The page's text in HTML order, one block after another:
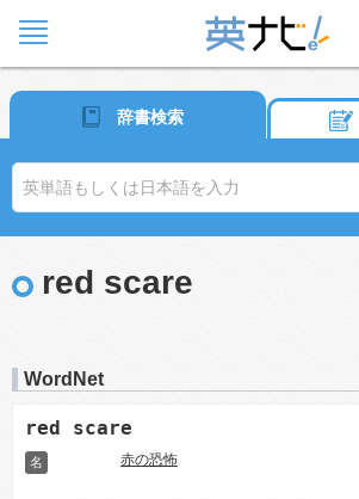
辞書検索
red scare
WordNet
red scare
名 赤の恐怖